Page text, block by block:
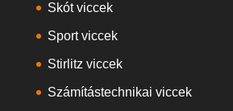
Skót viccek
Sport viccek
Stirlitz viccek
Számítástechnikai viccek